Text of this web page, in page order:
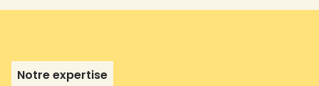
Notre expertise